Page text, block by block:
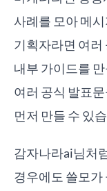
사례를 모아 메
기획자라면 여러
내부 가이드를
여러 공식 발표
먼저 만들 수 있
감자나라ai님처
경우에도 쓸모가